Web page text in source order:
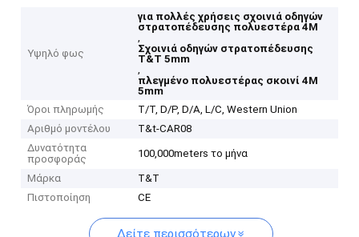
Υψηλό φως
για πολλές χρήσεις σχοινιά οδηγών
στρατοπέδευσης πολυεστέρα 4M
,
Σχοινιά οδηγών στρατοπέδευσης
T&T 5mm
,
πλεγμένο πολυεστέρας σκοινί 4M
5mm
Όροι πληρωμής
T/T, D/P, D/A, L/C, Western Union
Αριθμό μοντέλου
T&t-CAR08
Δυνατότητα
προσφοράς
100,000meters το μήνα
Μάρκα
T&T
Πιστοποίηση
CE
Δείτε περισσότερων